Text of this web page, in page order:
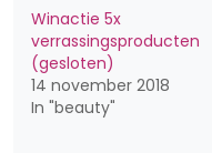
Winactie 5x
verrassingsproducten
(gesloten)
14 november 2018
In "beauty"